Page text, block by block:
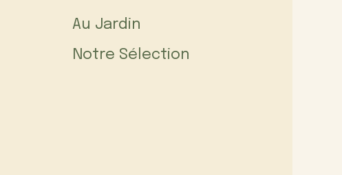
Au Jardin
Notre Sélection